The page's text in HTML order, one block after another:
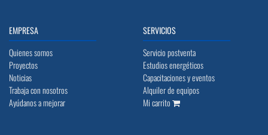
EMPRESA
Quienes somos
Proyectos
Noticias
Trabaja con nosotros
Ayúdanos a mejorar
SERVICIOS
Servicio postventa
Estudios energéticos
Capacitaciones y eventos
Alquiler de equipos
Mi carrito